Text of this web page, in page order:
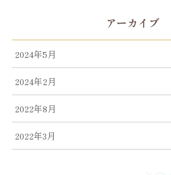
アーカイブ
2024年5月
2024年2月
2022年8月
2022年3月